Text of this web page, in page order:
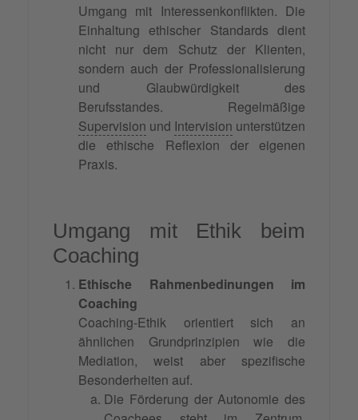
Umgang mit Interessenkonflikten. Die
Einhaltung ethischer Standards dient
nicht nur dem Schutz der Klienten,
sondern auch der Professionalisierung
und Glaubwürdigkeit des
Berufsstandes. Regelmäßige
Supervision und Intervision unterstützen
die ethische Reflexion der eigenen
Praxis.
Umgang mit Ethik beim
Coaching
Ethische Rahmenbedinungen im
Coaching
Coaching-Ethik orientiert sich an
ähnlichen Grundprinzipien wie die
Mediation, weist aber spezifische
Besonderheiten auf.
Die Förderung der Autonomie des